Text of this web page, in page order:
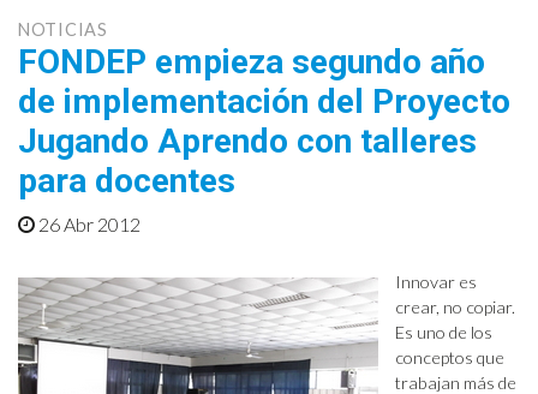
NOTICIAS
FONDEP empieza segundo año
de implementación del Proyecto
Jugando Aprendo con talleres
para docentes
26 Abr 2012
Innovar es
crear, no copiar.
Es uno de los
conceptos que
trabajan más de